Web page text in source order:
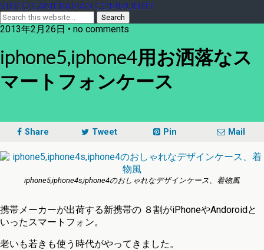
VIDEO CAMERAMAN COMMUNITY
2013年2月26日 • no comments
iphone5,iphone4用お洒落なス
マートフォンケース
Share Tweet Pin Mail
iphone5,iphone4s,iphone4のおしゃれなデザインケース、着物風
携帯メーカーが出荷する新携帯の ８割がiPhoneやAndoroidと
いったスマートフォン。
老いも若きも使う時代がやってきました。